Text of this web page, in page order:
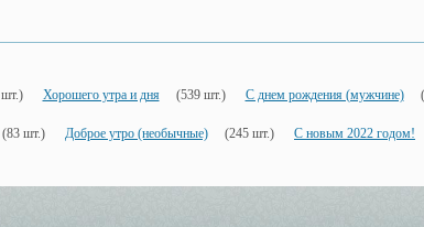
Хорошего утра и дня (539 шт.) С днем рождения (мужчине)
(83 шт.) Доброе утро (необычные) (245 шт.) С новым 2022 годом!